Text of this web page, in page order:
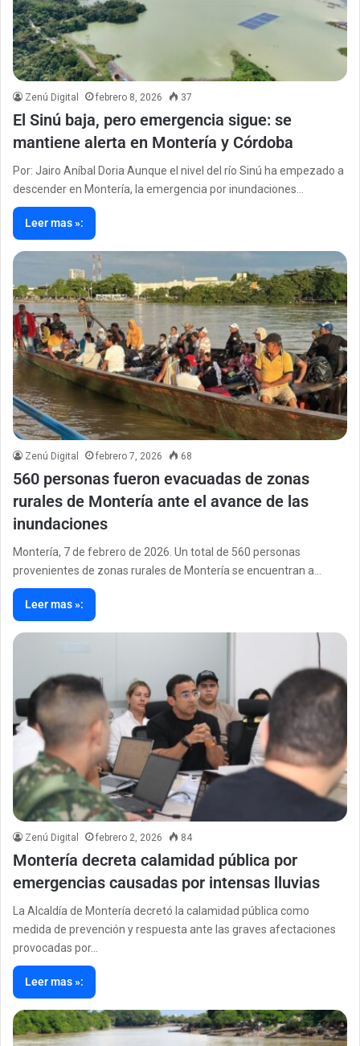
Zenú Digital febrero 8, 2026 37
El Sinú baja, pero emergencia sigue: se
mantiene alerta en Montería y Córdoba
Por: Jairo Aníbal Doria Aunque el nivel del río Sinú ha empezado a
descender en Montería, la emergencia por inundaciones…
Leer mas »:
Zenú Digital febrero 7, 2026 68
560 personas fueron evacuadas de zonas
rurales de Montería ante el avance de las
inundaciones
Montería, 7 de febrero de 2026. Un total de 560 personas
provenientes de zonas rurales de Montería se encuentran a…
Leer mas »:
Zenú Digital febrero 2, 2026 84
Montería decreta calamidad pública por
emergencias causadas por intensas lluvias
La Alcaldía de Montería decretó la calamidad pública como
medida de prevención y respuesta ante las graves afectaciones
provocadas por…
Leer mas »: